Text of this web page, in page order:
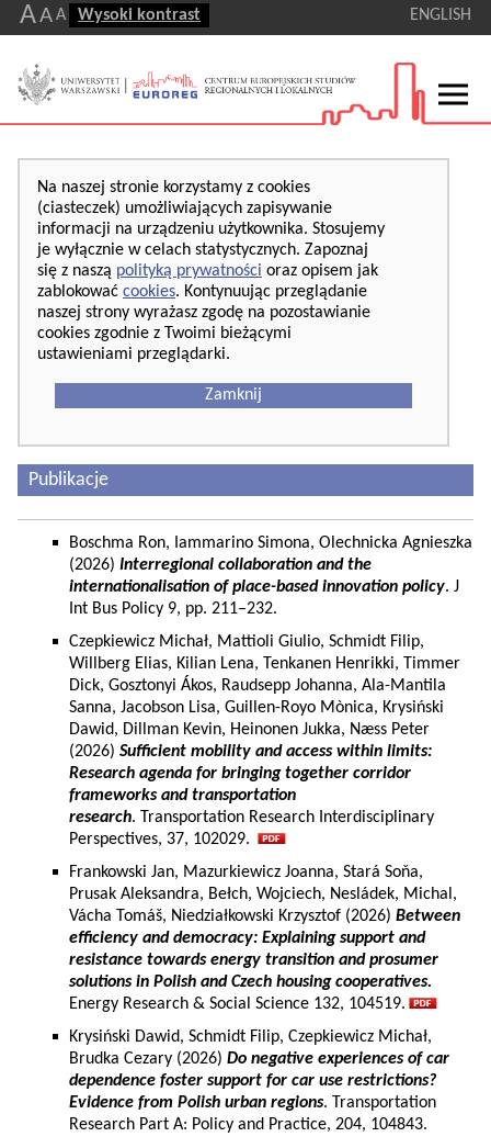
AA A Wysoki kontrast ENGLISH
Na naszej stronie korzystamy z cookies
(ciasteczek) umożliwiających zapisywanie
informacji na urządzeniu użytkownika. Stosujemy
je wyłącznie w celach statystycznych. Zapoznaj
się z naszą polityką prywatności oraz opisem jak
zablokować cookies. Kontynuując przeglądanie
naszej strony wyrażasz zgodę na pozostawianie
cookies zgodnie z Twoimi bieżącymi
ustawieniami przeglądarki.
Zamknij
Publikacje
Boschma Ron, Iammarino Simona, Olechnicka Agnieszka
(2026) Interregional collaboration and the
internationalisation of place-based innovation policy. J
Int Bus Policy 9, pp. 211–232.
Czepkiewicz Michał, Mattioli Giulio, Schmidt Filip,
Willberg Elias, Kilian Lena, Tenkanen Henrikki, Timmer
Dick, Gosztonyi Ákos, Raudsepp Johanna, Ala-Mantila
Sanna, Jacobson Lisa, Guillen-Royo Mònica, Krysiński
Dawid, Dillman Kevin, Heinonen Jukka, Næss Peter
(2026) Sufficient mobility and access within limits:
Research agenda for bringing together corridor
frameworks and transportation
research. Transportation Research Interdisciplinary
Perspectives, 37, 102029.
Frankowski Jan, Mazurkiewicz Joanna, Stará Soňa,
Prusak Aleksandra, Bełch, Wojciech, Nesládek, Michal,
Vácha Tomáš, Niedziałkowski Krzysztof (2026) Between
efficiency and democracy: Explaining support and
resistance towards energy transition and prosumer
solutions in Polish and Czech housing cooperatives.
Energy Research & Social Science 132, 104519.
Krysiński Dawid, Schmidt Filip, Czepkiewicz Michał,
Brudka Cezary (2026) Do negative experiences of car
dependence foster support for car use restrictions?
Evidence from Polish urban regions. Transportation
Research Part A: Policy and Practice, 204, 104843.